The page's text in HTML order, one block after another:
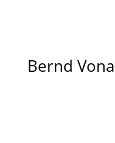
Bernd